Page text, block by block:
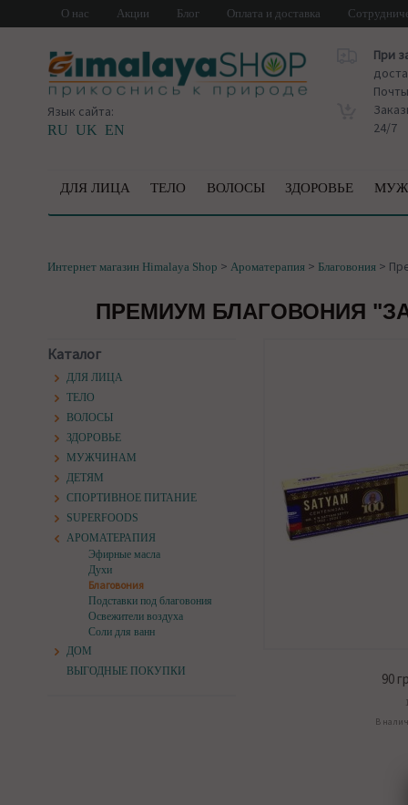
О нас Акции Блог Оплата и доставка
Язык сайта:
RU UK EN
При
Почты
24/7
ДЛЯ ЛИЦА ТЕЛО ВОЛОСЫ ЗДОРОВЬЕ
Интернет магазин Himalaya Shop > Ароматерапия > Благовония >
ПРЕМИУМ БЛАГОВОНИЯ
Каталог
ДЛЯ ЛИЦА
ТЕЛО
ВОЛОСЫ
ЗДОРОВЬЕ
МУЖЧИНАМ
ДЕТЯМ
СПОРТИВНОЕ ПИТАНИЕ
SUPERFOODS
АРОМАТЕРАПИЯ
Эфирные масла
Духи
Благовония
Подставки под благовония
Освежители воздуха
Соли для ванн
ДОМ
ВЫГОДНЫЕ ПОКУПКИ
90
В